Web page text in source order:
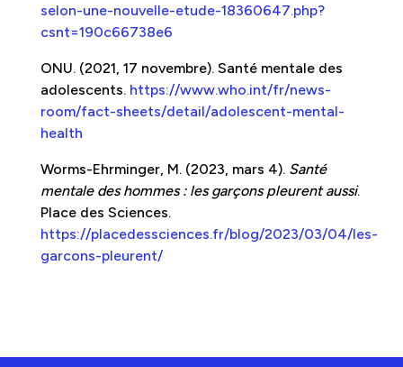
selon-une-nouvelle-etude-18360647.php?
csnt=190c66738e6
ONU. (2021, 17 novembre). Santé mentale des
adolescents. https://www.who.int/fr/news-
room/fact-sheets/detail/adolescent-mental-
health
Worms-Ehrminger, M. (2023, mars 4). Santé
mentale des hommes : les garçons pleurent aussi.
Place des Sciences.
https://placedessciences.fr/blog/2023/03/04/les-
garcons-pleurent/